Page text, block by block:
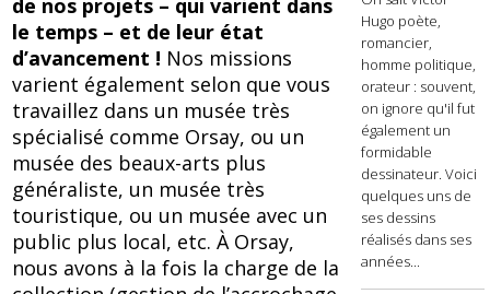
de nos projets – qui varient dans
le temps – et de leur état
d’avancement ! Nos missions
varient également selon que vous
travaillez dans un musée très
spécialisé comme Orsay, ou un
musée des beaux-arts plus
généraliste, un musée très
touristique, ou un musée avec un
public plus local, etc. À Orsay,
nous avons à la fois la charge de la
Hugo poète,
romancier,
homme politique,
orateur : souvent,
on ignore qu'il fut
également un
formidable
dessinateur. Voici
quelques uns de
ses dessins
réalisés dans ses
années...